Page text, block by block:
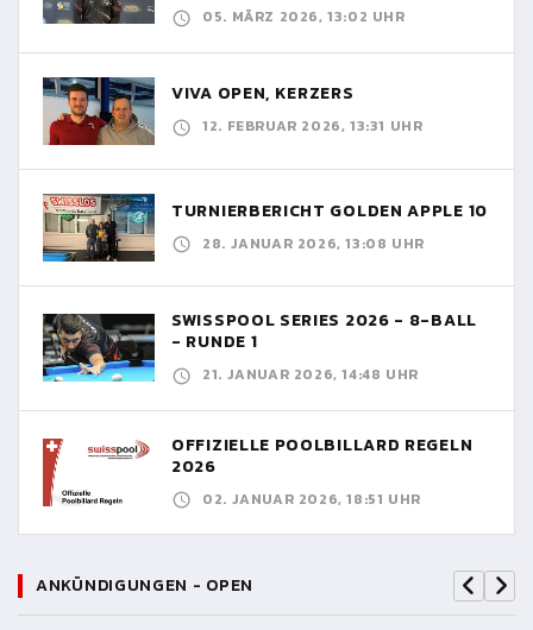
05. MÄRZ 2026, 13:02 UHR
VIVA OPEN, KERZERS
12. FEBRUAR 2026, 13:31 UHR
TURNIERBERICHT GOLDEN APPLE 10
28. JANUAR 2026, 13:08 UHR
SWISSPOOL SERIES 2026 - 8-BALL
- RUNDE 1
21. JANUAR 2026, 14:48 UHR
OFFIZIELLE POOLBILLARD REGELN
2026
02. JANUAR 2026, 18:51 UHR
ANKÜNDIGUNGEN - OPEN